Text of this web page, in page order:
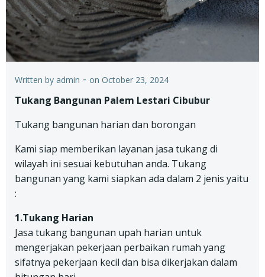
Written by admin - on October 23, 2024
Tukang Bangunan Palem Lestari Cibubur
Tukang bangunan harian dan borongan
Kami siap memberikan layanan jasa tukang di
wilayah ini sesuai kebutuhan anda. Tukang
bangunan yang kami siapkan ada dalam 2 jenis yaitu
:
1.Tukang Harian
Jasa tukang bangunan upah harian untuk
mengerjakan pekerjaan perbaikan rumah yang
sifatnya pekerjaan kecil dan bisa dikerjakan dalam